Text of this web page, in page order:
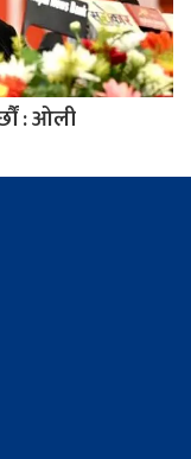
: ओली